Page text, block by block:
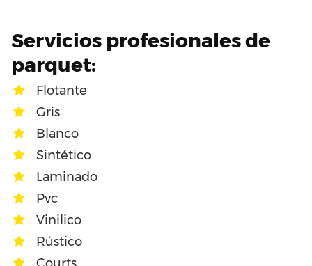
Servicios profesionales de
parquet:
Flotante
Gris
Blanco
Sintético
Laminado
Pvc
Vinilico
Rústico